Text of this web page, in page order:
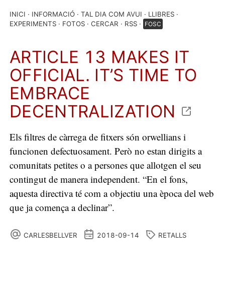
INICI INFORMACIÓ TAL DIA COM AVUI
LLIBRES
EXPERIMENTS
FOTOS CERCAR RSS FOSC
ARTICLE 13 MAKES IT
OFFICIAL. IT’S TIME TO
EMBRACE
DECENTRALIZATION
Els filtres de càrrega de fitxers són orwellians i
funcionen defectuosament. Però no estan dirigits a
comunitats petites o a persones que allotgen el seu
contingut de manera independent. “En el fons,
aquesta directiva té com a objectiu una època del web
que ja comença a declinar”.
CARLESBELLVER 2018-09-14 RETALLS